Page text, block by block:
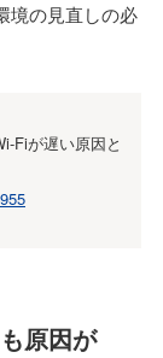
境の見直しの必
Fiが遅い原因と
原因が